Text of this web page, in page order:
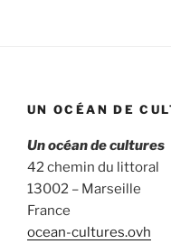
UN OCÉAN DE
Un océan de cultures
42 chemin du littoral
13002 – Marseille
France
ocean-cultures.ovh